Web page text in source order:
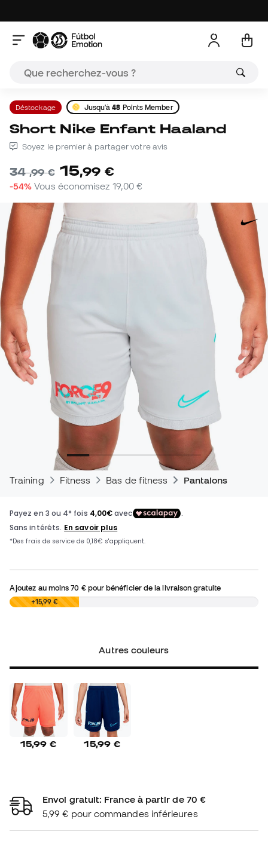
Déstockage Jusqu'à48 Points Member
Short Nike Enfant Haaland
Soyez le premier à partager votre avis
34,99 € 15,99 €
-54% Vous économisez 19,00 €
Training Fitness Bas de fitness Pantalons
Ajoutez au moins70 €pour bénéficier de la livraison gratuite
0,00 €+15,99 €
Autres couleurs
15,99 € 15,99 €
Envoi gratuit: France à partir de 70 €
5,99 € pour commandes inférieures